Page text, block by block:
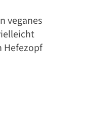
veganes
Hefezopf